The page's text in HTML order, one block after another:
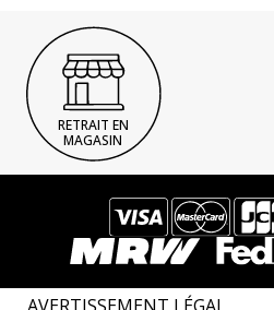
RETRAIT EN
MAGASIN